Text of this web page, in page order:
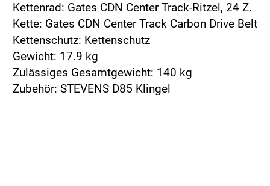
Kettenrad: Gates CDN Center Track-Ritzel, 24 Z.
Kette: Gates CDN Center Track Carbon Drive Belt
Kettenschutz: Kettenschutz
Gewicht: 17.9 kg
Zulässiges Gesamtgewicht: 140 kg
Zubehör: STEVENS D85 Klingel